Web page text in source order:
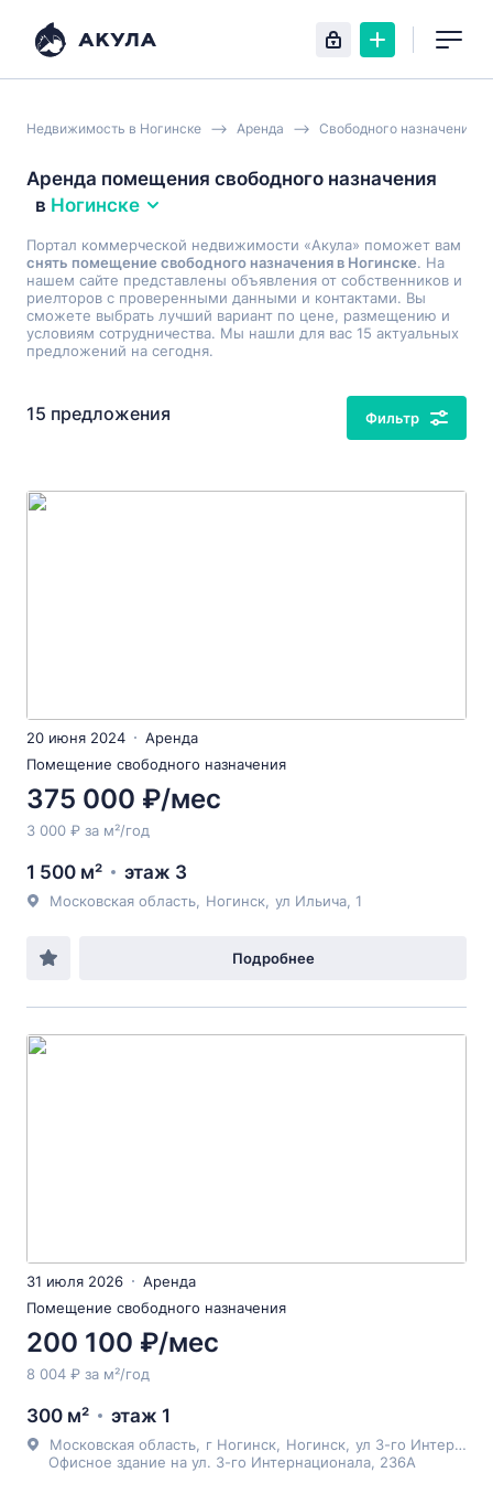
Недвижимость в Ногинске Аренда Свободного назначения
Аренда помещения свободного назначения
в Ногинске
Портал коммерческой недвижимости «Акула» поможет вам
снять помещение свободного назначения в Ногинске. На
нашем сайте представлены объявления от собственников и
риелторов с проверенными данными и контактами. Вы
сможете выбрать лучший вариант по цене, размещению и
условиям сотрудничества. Мы нашли для вас 15 актуальных
предложений на сегодня.
15 предложения Фильтр
20 июня 2024
Аренда
Помещение свободного назначения
375 000 ₽/мес
3 000 ₽ за м²/год
1 500 м² этаж 3
Московская область Ногинск ул Ильича , 1
Подробнее
31 июля 2026
Аренда
Помещение свободного назначения
200 100 ₽/мес
8 004 ₽ за м²/год
300 м² этаж 1
Московская область г Ногинск Ногинск ул 3-го Интернационала
Офисное здание на ул. 3-го Интернационала, 236А